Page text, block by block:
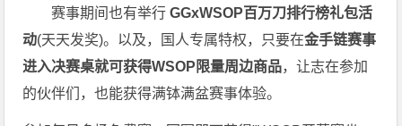
赛事期间也有举行 GGxWSOP百万刀排行榜礼包活
动(天天发奖)。以及，国人专属特权，只要在金手链赛事
进入决赛桌就可获得WSOP限量周边商品，让志在参加
的伙伴们，也能获得满钵满盆赛事体验。